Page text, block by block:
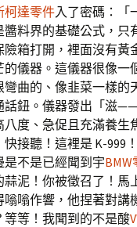
柯達零件入了密碼：「
料界的基礎公式，只
箱打開，裡面沒有黃
的儀器。這儀器很像一
曲的、像韭菜一樣的
話鈕。儀器發出「滋
度、急促且充滿養生
快接聽！這裡是 K-999
不是已經聞到宇
蒜泥！你被徵召了！馬
嗡嗡作響，他捏著對講
等！我聞到的不是酸